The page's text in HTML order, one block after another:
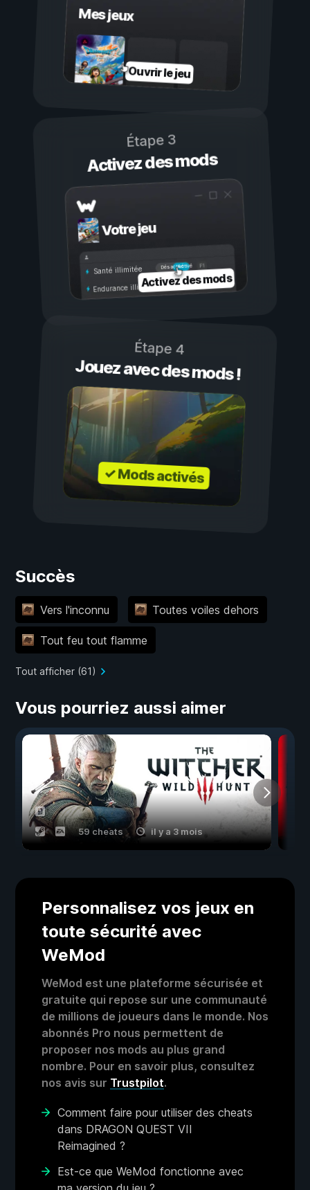
Mes jeux
Ouvrir le jeu
Étape 3
Activez des mods
Votre jeu
Activé
Désactivé
Santé illimitée
Endurance illimitéeActivez des mods
Étape 4
Jouez avec des mods !
✓ Mods activés
Succès
Vers l'inconnu Toutes voiles dehors
Tout feu tout flamme
Tout afficher (61)
Vous pourriez aussi aimer
59 cheats il y a 3 mois
Personnalisez vos jeux en
toute sécurité avec
WeMod
WeMod est une plateforme sécurisée et
gratuite qui repose sur une communauté
de millions de joueurs dans le monde. Nos
abonnés Pro nous permettent de
proposer nos mods au plus grand
nombre. Pour en savoir plus, consultez
nos avis sur Trustpilot.
Comment faire pour utiliser des cheats
dans DRAGON QUEST VII
Reimagined ?
Est-ce que WeMod fonctionne avec